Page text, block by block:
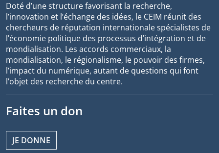
Doté d’une structure favorisant la recherche,
l’innovation et l’échange des idées, le CEIM réunit des
chercheurs de réputation internationale spécialistes de
l’économie politique des processus d’intégration et de
mondialisation. Les accords commerciaux, la
mondialisation, le régionalisme, le pouvoir des firmes,
l’impact du numérique, autant de questions qui font
l’objet des recherche du centre.
Faites un don
JE DONNE